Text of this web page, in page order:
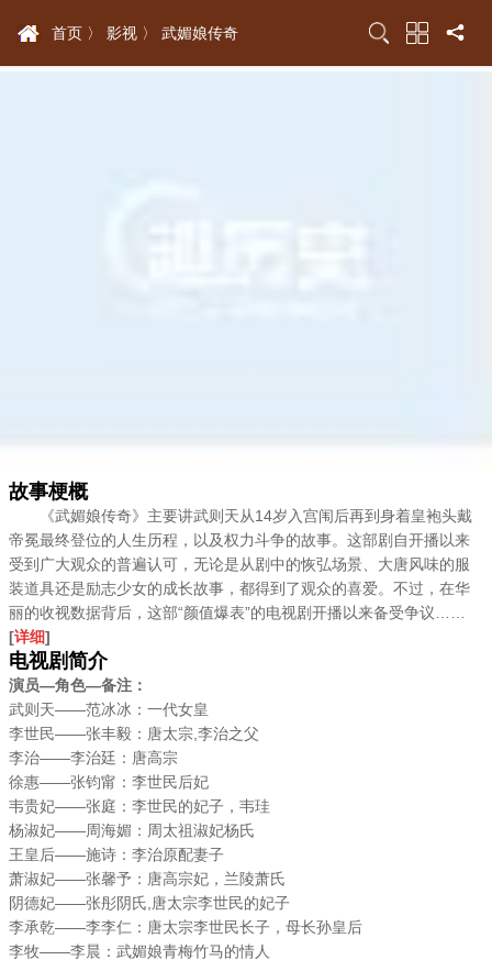
首页 〉 影视 〉 武媚娘传奇
故事梗概
《武媚娘传奇》主要讲武则天从14岁入宫闱后再到身着皇袍头戴
帝冕最终登位的人生历程，以及权力斗争的故事。这部剧自开播以来
受到广大观众的普遍认可，无论是从剧中的恢弘场景、大唐风味的服
装道具还是励志少女的成长故事，都得到了观众的喜爱。不过，在华
丽的收视数据背后，这部“颜值爆表”的电视剧开播以来备受争议……
[详细]
电视剧简介
演员—角色—备注：
武则天——范冰冰：一代女皇
李世民——张丰毅：唐太宗,李治之父
李治——李治廷：唐高宗
徐惠——张钧甯：李世民后妃
韦贵妃——张庭：李世民的妃子，韦珪
杨淑妃——周海媚：周太祖淑妃杨氏
王皇后——施诗：李治原配妻子
萧淑妃——张馨予：唐高宗妃，兰陵萧氏
阴德妃——张彤阴氏,唐太宗李世民的妃子
李承乾——李李仁：唐太宗李世民长子，母长孙皇后
李牧——李晨：武媚娘青梅竹马的情人